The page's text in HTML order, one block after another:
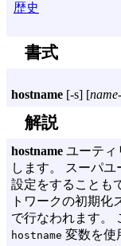
歴史
書式
hostname [-s] [
解説
hostname ユーティ
します。 スーパ
設定をすることも
トワークの初期化
で行なわれます。
hostname 変数を使